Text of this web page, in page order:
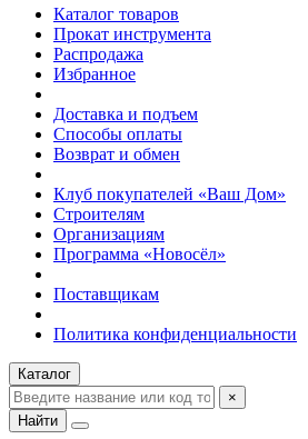
Каталог товаров
Прокат инструмента
Распродажа
Избранное
Доставка и подъем
Способы оплаты
Возврат и обмен
Клуб покупателей «Ваш Дом»
Строителям
Организациям
Программа «Новосёл»
Поставщикам
Политика конфиденциальности
Каталог
×
Найти